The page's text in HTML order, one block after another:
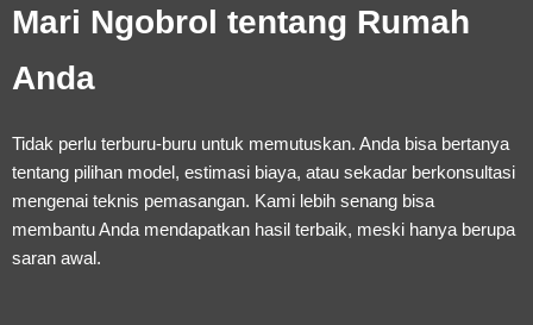
Mari Ngobrol tentang Rumah
Anda
Tidak perlu terburu-buru untuk memutuskan. Anda bisa bertanya
tentang pilihan model, estimasi biaya, atau sekadar berkonsultasi
mengenai teknis pemasangan. Kami lebih senang bisa
membantu Anda mendapatkan hasil terbaik, meski hanya berupa
saran awal.